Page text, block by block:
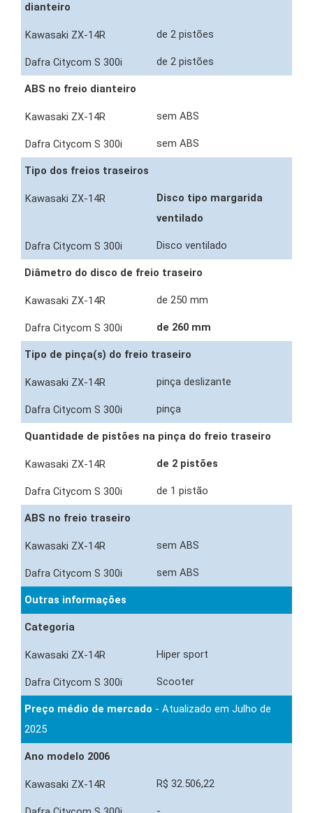
dianteiro
de 2 pistões
de 2 pistões
ABS no freio dianteiro
sem ABS
sem ABS
Tipo dos freios traseiros
Disco tipo margarida
ventilado
Disco ventilado
Diâmetro do disco de freio traseiro
de 250 mm
de 260 mm
Tipo de pinça(s) do freio traseiro
pinça deslizante
pinça
Quantidade de pistões na pinça do freio traseiro
de 2 pistões
de 1 pistão
ABS no freio traseiro
sem ABS
sem ABS
Outras informações
Categoria
Hiper sport
Scooter
Preço médio de mercado - Atualizado em Julho de
2025
Ano modelo 2006
R$ 32.506,22